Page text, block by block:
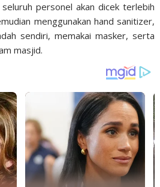
personel akan dicek terlebih
menggunakan hand sanitizer,
sendiri, memakai masker, serta
masjid.